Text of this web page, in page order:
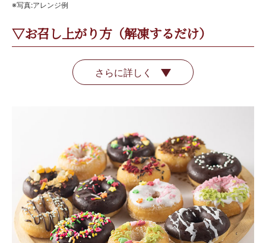
▽お召し上がり方（解凍するだけ）
さらに詳しく
※写真:アレンジ例